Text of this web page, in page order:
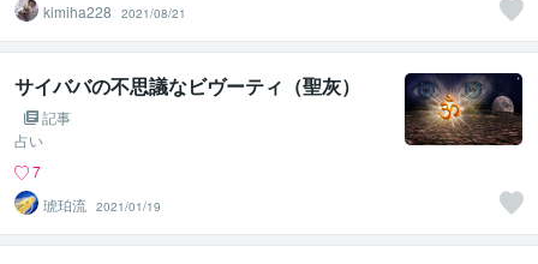
kimiha228
2021/08/21
サイババの不思議なビヴーティ（聖灰）
記事
占い
7
琥珀流 2021/01/19